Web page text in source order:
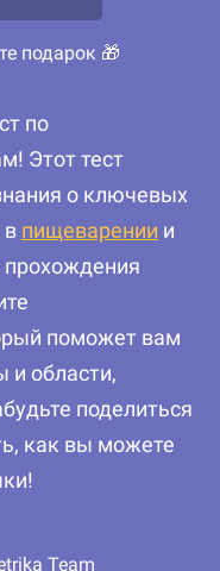
подарок 🎁
по
Этот тест
о ключевых
в пищеварении и
прохождения
поможет вам
и области,
поделиться
как вы можете
Team